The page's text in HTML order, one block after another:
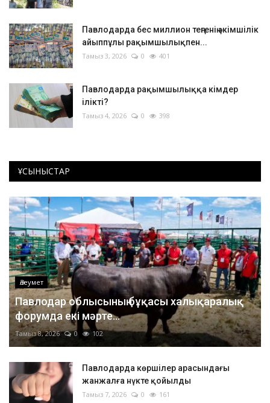
Павлодарда бес миллион теңгенің әкімшілік
айыппұлы рақымшылықпен...
Тамыз 3, 2026 0 401
Павлодарда рақымшылыққа кімдер
ілікті?
Тамыз 4, 2026 0 398
ҰСЫНЫСТАР
Әлеумет
Павлодар облысының бұқасы халықаралық
форумда екі мәрте...
Тамыз 8, 2026 0 102
Павлодарда көршілер арасындағы
жанжалға нүкте қойылды
Тамыз 7, 2026 0 161